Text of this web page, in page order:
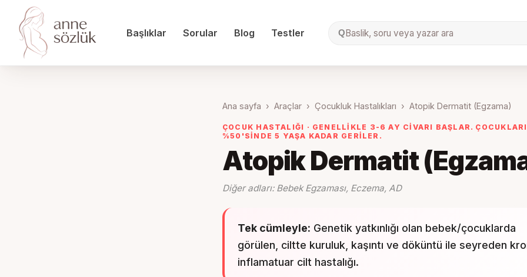
Başlıklar Sorular Blog Testler QBaslik, soru veya yazar ara
Ana sayfa › Araçlar › Çocukluk Hastalıkları › Atopik Dermatit (Egzama)
ÇOCUK HASTALIĞI · GENELLIKLE 3-6 AY CIVARI BAŞLAR.
%50'SINDE 5 YAŞA KADAR GERILER.
Atopik Dermatit
Diğer adları: Bebek Egzaması, Eczema, AD
Tek cümleyle: Genetik yatkınlığı olan bebek/çocuklarda
görülen, ciltte kuruluk, kaşıntı ve döküntü ile seyreden
inflamatuar cilt hastalığı.